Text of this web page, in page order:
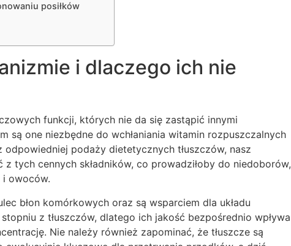
posiłków
i dlaczego ich nie
funkcji, których nie da się zastąpić innymi
są one niezbędne do wchłaniania witamin rozpuszczalnych
odpowiedniej podaży dietetycznych tłuszczów, nasz
tych cennych składników, co prowadziłoby do niedoborów,
owoców.
błon komórkowych oraz są wsparciem dla układu
z tłuszczów, dlatego ich jakość bezpośrednio wpływa
Nie należy również zapominać, że tłuszcze są